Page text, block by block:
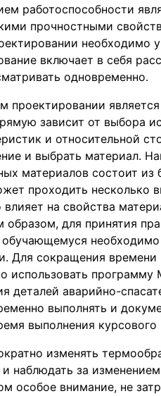
работоспособности
прочностными
необходимо
включает в себя
одновременно.
проектировании
зависит от выбора
и относительной
и выбрать материал.
материалов состоит
проходить несколько
влияет на свойства
образом, для принятия
обучающемуся
Для сокращения
использовать
деталей аварийно-
выполнять и
выполнения курсового
изменять
наблюдать за
особое внимание, не